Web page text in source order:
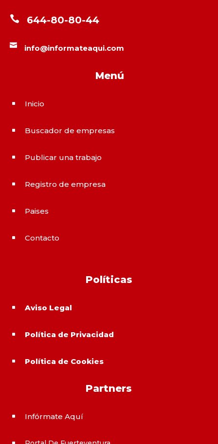
 644-80-80-44
 info@informateaqui.com
Menú
^ Inicio
^ Buscador de empresas
^ Publicar una trabajo
^ Registro de empresa
^ Paises
^ Contacto
Políticas
^ Aviso Legal
^ Política de Privacidad
^ Política de Cookies
Partners
^ Infórmate Aquí